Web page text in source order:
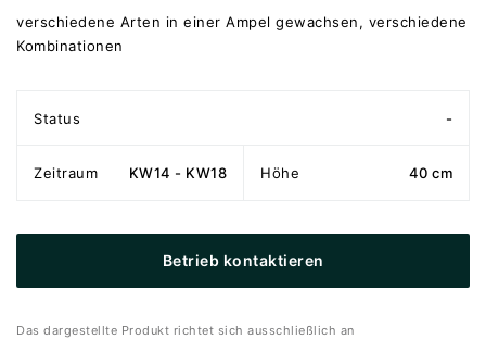
verschiedene Arten in einer Ampel gewachsen, verschiedene
Kombinationen
Status -
Zeitraum KW14 - KW18 Höhe 40 cm
Betrieb kontaktieren
Das dargestellte Produkt richtet sich ausschließlich an